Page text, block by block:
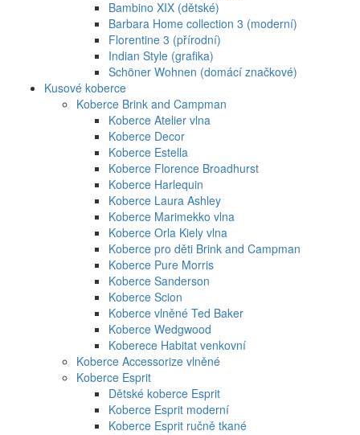
Bambino XIX (dětské)
Barbara Home collection 3 (moderní)
Florentine 3 (přírodní)
Indian Style (grafika)
Schöner Wohnen (domácí značkové)
Kusové koberce
Koberce Brink and Campman
Koberce Atelier vlna
Koberce Decor
Koberce Estella
Koberce Florence Broadhurst
Koberce Harlequin
Koberce Laura Ashley
Koberce Marimekko vlna
Koberce Orla Kiely vlna
Koberce pro děti Brink and Campman
Koberce Pure Morris
Koberce Sanderson
Koberce Scion
Koberce vlněné Ted Baker
Koberce Wedgwood
Koberece Habitat venkovní
Koberce Accessorize vlněné
Koberce Esprit
Dětské koberce Esprit
Koberce Esprit moderní
Koberce Esprit ručně tkané